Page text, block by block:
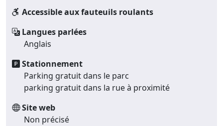
Accessible aux fauteuils roulants
Langues parlées
Anglais
Stationnement
Parking gratuit dans le parc
parking gratuit dans la rue à proximité
Site web
Non précisé